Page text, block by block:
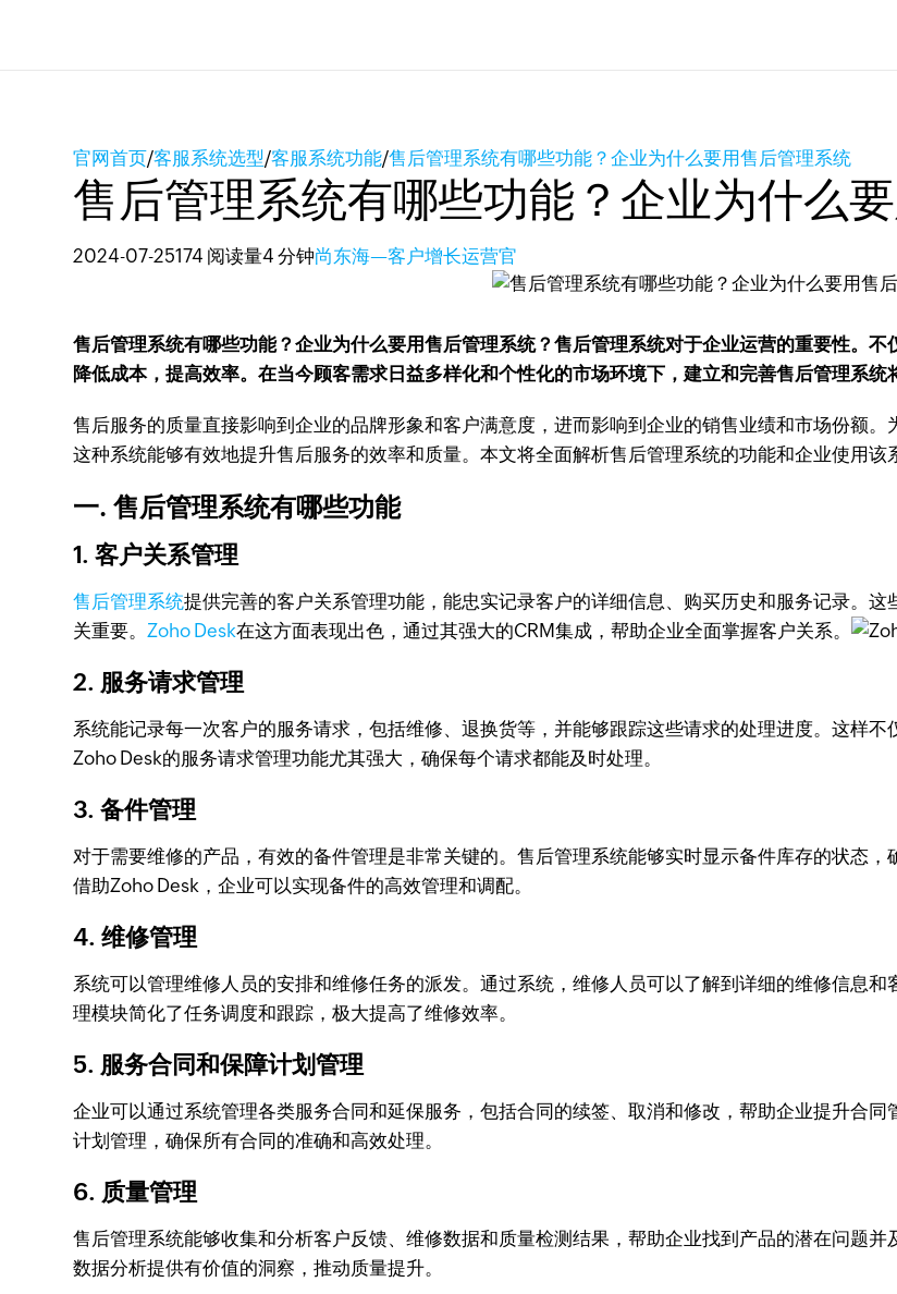
官网首页/客服系统选型/客服系统功能/售后管理系统有哪些功能？企业为什么要用售后管理系统
售后管理系统有哪些功能？企业为什么
2024-07-25174 阅读量4 分钟尚东海—客户增长运营官
售后管理系统有哪些功能？企业为什么要用售后管理系统？售后管理系统对于企业运营的重要性。
降低成本，提高效率。在当今顾客需求日益多样化和个性化的市场环境下，建立和完善售后管理系统
售后服务的质量直接影响到企业的品牌形象和客户满意度，进而影响到企业的销售业绩和市场份额
这种系统能够有效地提升售后服务的效率和质量。本文将全面解析售后管理系统的功能和企业使用该
一. 售后管理系统有哪些功能
1. 客户关系管理
售后管理系统提供完善的客户关系管理功能，能忠实记录客户的详细信息、购买历史和服务记录。
关重要。Zoho Desk在这方面表现出色，通过其强大的CRM集成，帮助企业全面掌握客户关系。
2. 服务请求管理
系统能记录每一次客户的服务请求，包括维修、退换货等，并能够跟踪这些请求的处理进度。这样不
Zoho Desk的服务请求管理功能尤其强大，确保每个请求都能及时处理。
3. 备件管理
对于需要维修的产品，有效的备件管理是非常关键的。售后管理系统能够实时显示备件库存的状态，
借助Zoho Desk，企业可以实现备件的高效管理和调配。
4. 维修管理
系统可以管理维修人员的安排和维修任务的派发。通过系统，维修人员可以了解到详细的维修信息
理模块简化了任务调度和跟踪，极大提高了维修效率。
5. 服务合同和保障计划管理
企业可以通过系统管理各类服务合同和延保服务，包括合同的续签、取消和修改，帮助企业提升合
计划管理，确保所有合同的准确和高效处理。
6. 质量管理
售后管理系统能够收集和分析客户反馈、维修数据和质量检测结果，帮助企业找到产品的潜在问题
数据分析提供有价值的洞察，推动质量提升。